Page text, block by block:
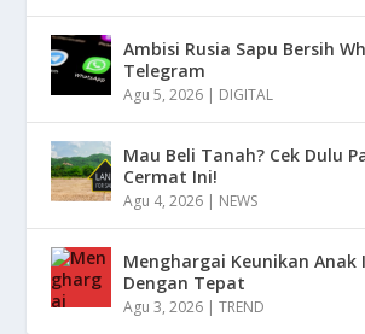
Ambisi Rusia Sapu Bersih
Telegram
Agu 5, 2026 | DIGITAL
Mau Beli Tanah? Cek Dulu
Cermat Ini!
Agu 4, 2026 | NEWS
Menghargai Keunikan
Dengan Tepat
Agu 3, 2026 |TREND